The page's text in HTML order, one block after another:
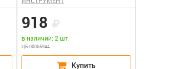
918
в наличии: 2 шт.
ЦБ-00065944